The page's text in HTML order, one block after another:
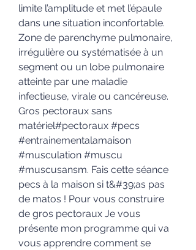
limite l’amplitude et met l’épaule
dans une situation inconfortable.
Zone de parenchyme pulmonaire,
irrégulière ou systématisée à un
segment ou un lobe pulmonaire
atteinte par une maladie
infectieuse, virale ou cancéreuse.
Gros pectoraux sans
matériel#pectoraux #pecs
#entrainementalamaison
#musculation #muscu
#muscusansm. Fais cette séance
pecs à la maison si t&#39;as pas
de matos ! Pour vous construire
de gros pectoraux Je vous
présente mon programme qui va
vous apprendre comment se